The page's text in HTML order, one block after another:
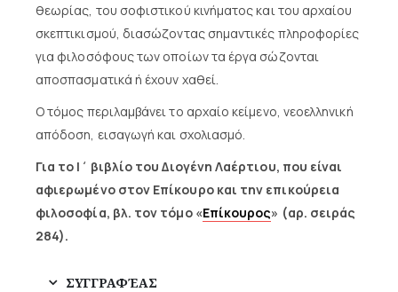
θεωρίας, του σοφιστικού κινήματος και του αρχαίου
σκεπτικισμού, διασώζοντας σημαντικές πληροφορίες
για φιλοσόφους των οποίων τα έργα σώζονται
αποσπασματικά ή έχουν χαθεί.
Ο τόμος περιλαμβάνει το αρχαίο κείμενο, νεοελληνική
απόδοση, εισαγωγή και σχολιασμό.
Για το Ι΄ βιβλίο του Διογένη Λαέρτιου, που είναι
αφιερωμένο στον Επίκουρο και την επικούρεια
φιλοσοφία, βλ. τον τόμο «Επίκουρος» (αρ. σειράς
284).
ΣΥΓΓΡΑΦΈΑΣ